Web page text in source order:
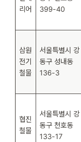
리어
399-40
삼원
전기
철물
서울특별시 강
동구 성내동
136-3
협진
철물
서울특별시 강
동구 천호동
133-17